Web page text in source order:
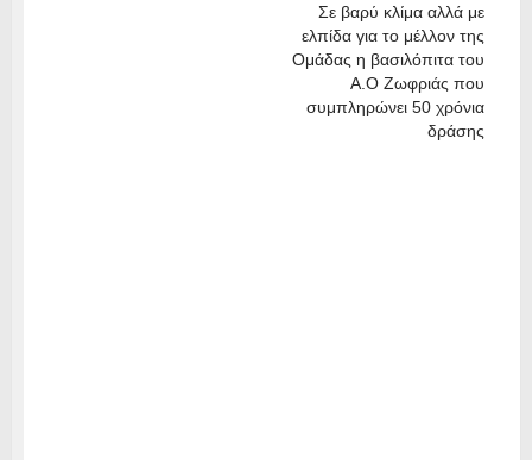
Σε βαρύ κλίμα αλλά με
ελπίδα για το μέλλον της
Ομάδας η βασιλόπιτα του
Α.Ο Ζωφριάς που
συμπληρώνει 50 χρόνια
δράσης